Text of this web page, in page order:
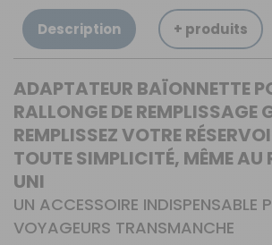
Description + produits
ADAPTATEUR BAÏONNETTE
RALLONGE DE REMPLISSAGE
REMPLISSEZ VOTRE
TOUTE SIMPLICITÉ, MÊME
UNI
UN ACCESSOIRE INDISPENSABLE
VOYAGEURS TRANSMANCHE